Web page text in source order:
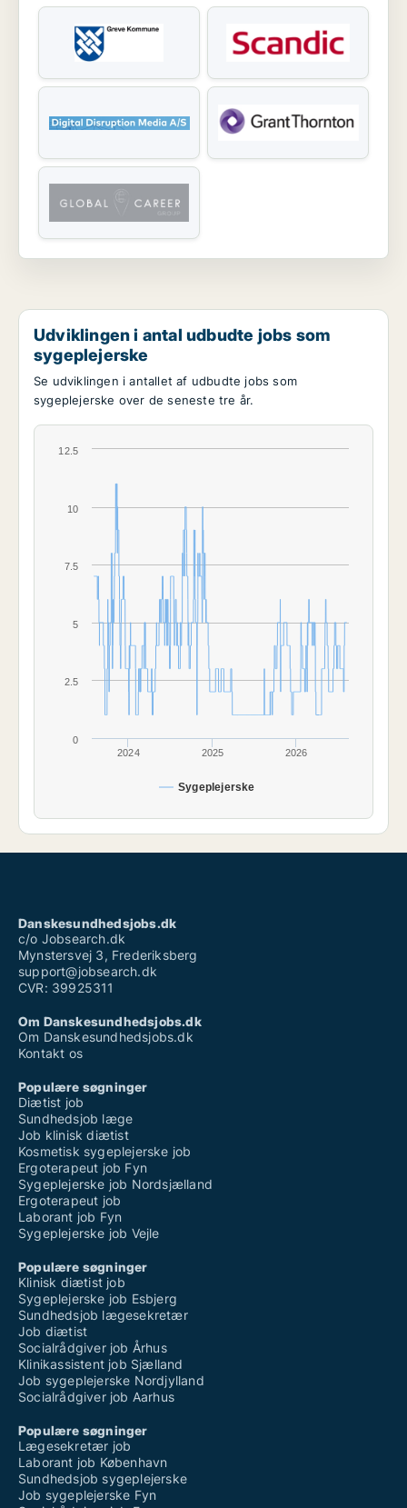
Udviklingen i antal udbudte jobs som
sygeplejerske
Se udviklingen i antallet af udbudte jobs som
sygeplejerske over de seneste tre år.
Sygeplejerske
2024 2025 2026
0
10
2.5
5
7.5
12.5
Danskesundhedsjobs.dk
c/o Jobsearch.dk
Mynstersvej 3, Frederiksberg
support@jobsearch.dk
CVR: 39925311
Om Danskesundhedsjobs.dk
Om Danskesundhedsjobs.dk
Kontakt os
Populære søgninger
Diætist job
Sundhedsjob læge
Job klinisk diætist
Kosmetisk sygeplejerske job
Ergoterapeut job Fyn
Sygeplejerske job Nordsjælland
Ergoterapeut job
Laborant job Fyn
Sygeplejerske job Vejle
Populære søgninger
Klinisk diætist job
Sygeplejerske job Esbjerg
Sundhedsjob lægesekretær
Job diætist
Socialrådgiver job Århus
Klinikassistent job Sjælland
Job sygeplejerske Nordjylland
Socialrådgiver job Aarhus
Populære søgninger
Lægesekretær job
Laborant job København
Sundhedsjob sygeplejerske
Job sygeplejerske Fyn